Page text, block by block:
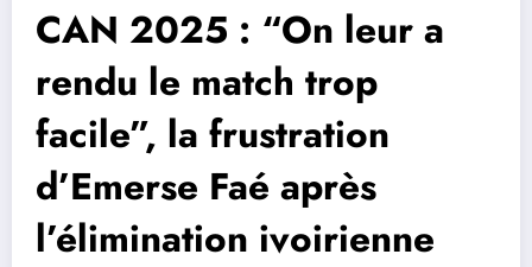
CAN 2025 : “On leur a
rendu le match trop
facile”, la frustration
d’Emerse Faé après
l’élimination ivoirienne